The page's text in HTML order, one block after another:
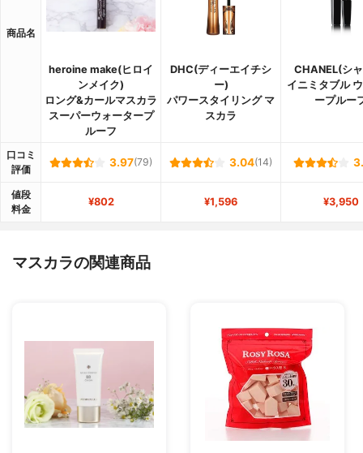
商品名
heroine make(ヒロイ
ンメイク)
ロング&カールマスカラ
スーパーウォータープ
ルーフ
DHC(ディーエイチシ
ー)
パワースタイリング マ
スカラ
CHANEL(シ
イニミタブル
ープルー
口コミ
評価
3.97(79) 3.04(14)
値段
料金
¥802 ¥1,596 ¥3,950
マスカラの関連商品